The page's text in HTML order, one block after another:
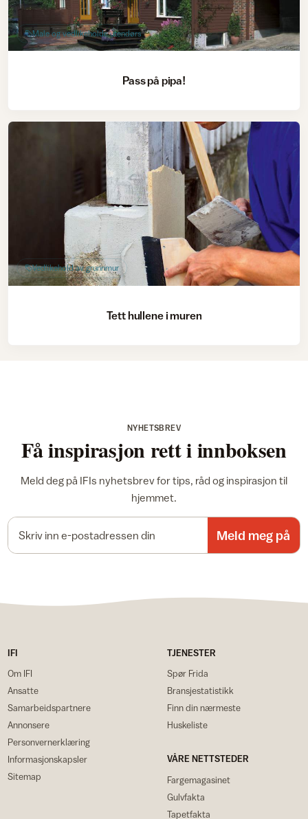
Male og vedlikeholde utendørs
Pass på pipa!
Vedlikehold av grunnmur
Tett hullene i muren
NYHETSBREV
Få inspirasjon rett i innboksen
Meld deg på IFIs nyhetsbrev for tips, råd og inspirasjon til
hjemmet.
Meld meg på
IFI
Om IFI
Ansatte
Samarbeidspartnere
Annonsere
Personvernerklæring
Informasjonskapsler
Sitemap
TJENESTER
Spør Frida
Bransjestatistikk
Finn din nærmeste
Huskeliste
VÅRE NETTSTEDER
Fargemagasinet
Gulvfakta
Tapetfakta